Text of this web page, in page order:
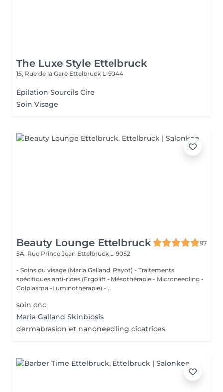
The Luxe Style Ettelbruck
15, Rue de la Gare Ettelbruck L-9044
Épilation Sourcils Cire
Soin Visage
Beauty Lounge Ettelbruck
97
5A, Rue Prince Jean Ettelbruck L-9052
- Soins du visage (Maria Galland, Payot) - Traitements
spécifiques anti-rides (Ergolift - Mésothérapie - Microneedling -
Colplasma -Luminothérapie) - ...
soin cnc
Maria Galland Skinbiosis
dermabrasion et nanoneedling cicatrices